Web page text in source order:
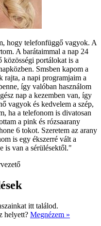
hogy telefonfüggő vagyok. A
A barátaimmal a nap 24
közösségi portálokat is a
Smsben kapom a
rajta, a napi programjaim a
így valóban használom
nap a kezemben van, így
vagyok és kedvelem a szép,
ha a telefonom is divatosan
a pink és rózsaarany
6 tokot. Szeretem az arany
is egy ékszerré vált a
is van a sérülésektől."
itt találod.
helyett? Megnézem »